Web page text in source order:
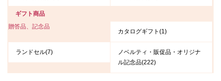
ギフト商品
贈答品、記念品
カタログギフト(1)
ランドセル(7)
ノベルティ・販促品・オリジナ
ル記念品(222)